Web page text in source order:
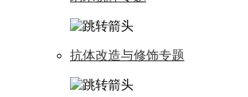
抗体改造与修饰专题